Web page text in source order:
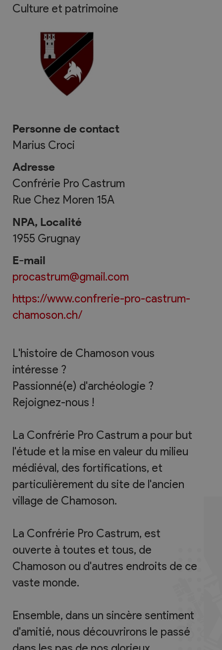
Culture et patrimoine
Personne de contact
Marius Croci
Adresse
Confrérie Pro Castrum
Rue Chez Moren 15A
NPA, Localité
1955 Grugnay
E-mail
procastrum@gmail.com
https://www.confrerie-pro-castrum-
chamoson.ch/
L'histoire de Chamoson vous
intéresse ?
Passionné(e) d'archéologie ?
Rejoignez-nous !
La Confrérie Pro Castrum a pour but
l'étude et la mise en valeur du milieu
médiéval, des fortifications, et
particulièrement du site de l'ancien
village de Chamoson.
La Confrérie Pro Castrum, est
ouverte à toutes et tous, de
Chamoson ou d'autres endroits de ce
vaste monde.
Ensemble, dans un sincère sentiment
d'amitié, nous découvrirons le passé